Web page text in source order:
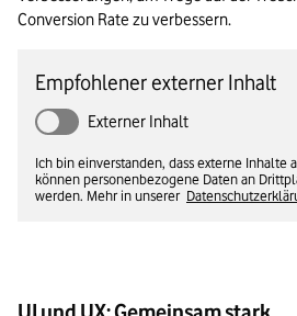
Conversion Rate zu verbessern.
Empfohlener externer Inhalt
Externer Inhalt
Ich bin einverstanden, dass externe Inhalte
können personenbezogene Daten an
werden. Mehr in unserer